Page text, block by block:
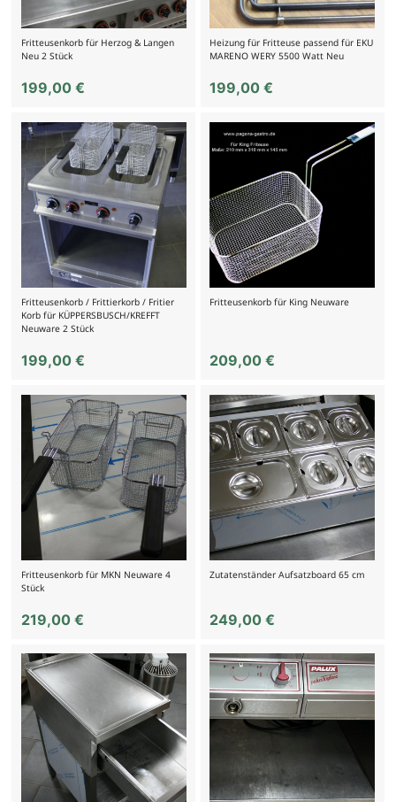
Fritteusenkorb für Herzog & Langen
Neu 2 Stück
199,00 €
Heizung für Fritteuse passend für EKU
MARENO WERY 5500 Watt Neu
199,00€
Fritteusenkorb / Frittierkorb / Fritier
Korb für KÜPPERSBUSCH/KREFFT
Neuware 2 Stück
199,00 €
Fritteusenkorb für King Neuware
209,00€
Fritteusenkorb für MKN Neuware 4
Stück
219,00 €
Zutatenständer Aufsatzboard 65 cm
249,00€